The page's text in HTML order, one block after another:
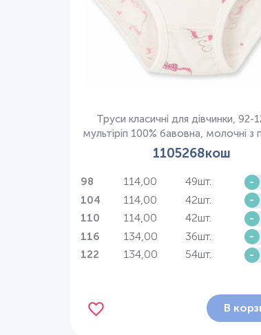
Труси класичні для дівчинки, 92-
мультіріп 100% бавовна, молочні з
1105268кош
98 114,00 49шт. -
104 114,00 42шт. -
110 114,00 42шт. -
116 134,00 36шт. -
122 134,00 54шт. -
В